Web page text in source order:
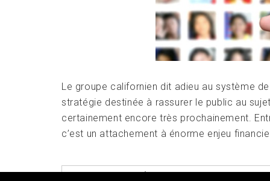
Le groupe californien dit adieu au système
stratégie destinée à rassurer le public au
certainement encore très prochainement.
c’est un attachement à énorme enjeu
POSTED INGÉANTS DU WEB,UNE